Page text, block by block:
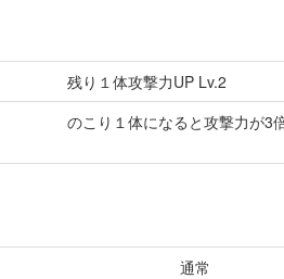
残り１体攻撃力UP Lv.2
のこり１体になると攻撃力が3
通常